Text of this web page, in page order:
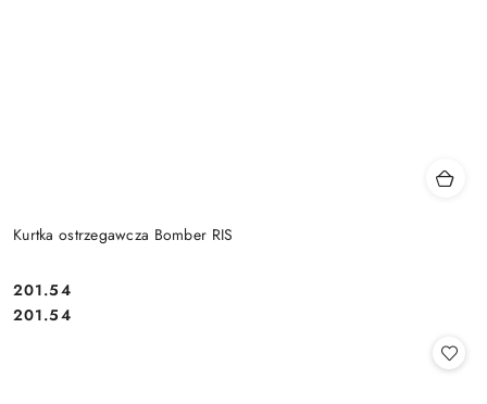
Kurtka ostrzegawcza Bomber RIS
Cena:
201.54
Cena:
201.54